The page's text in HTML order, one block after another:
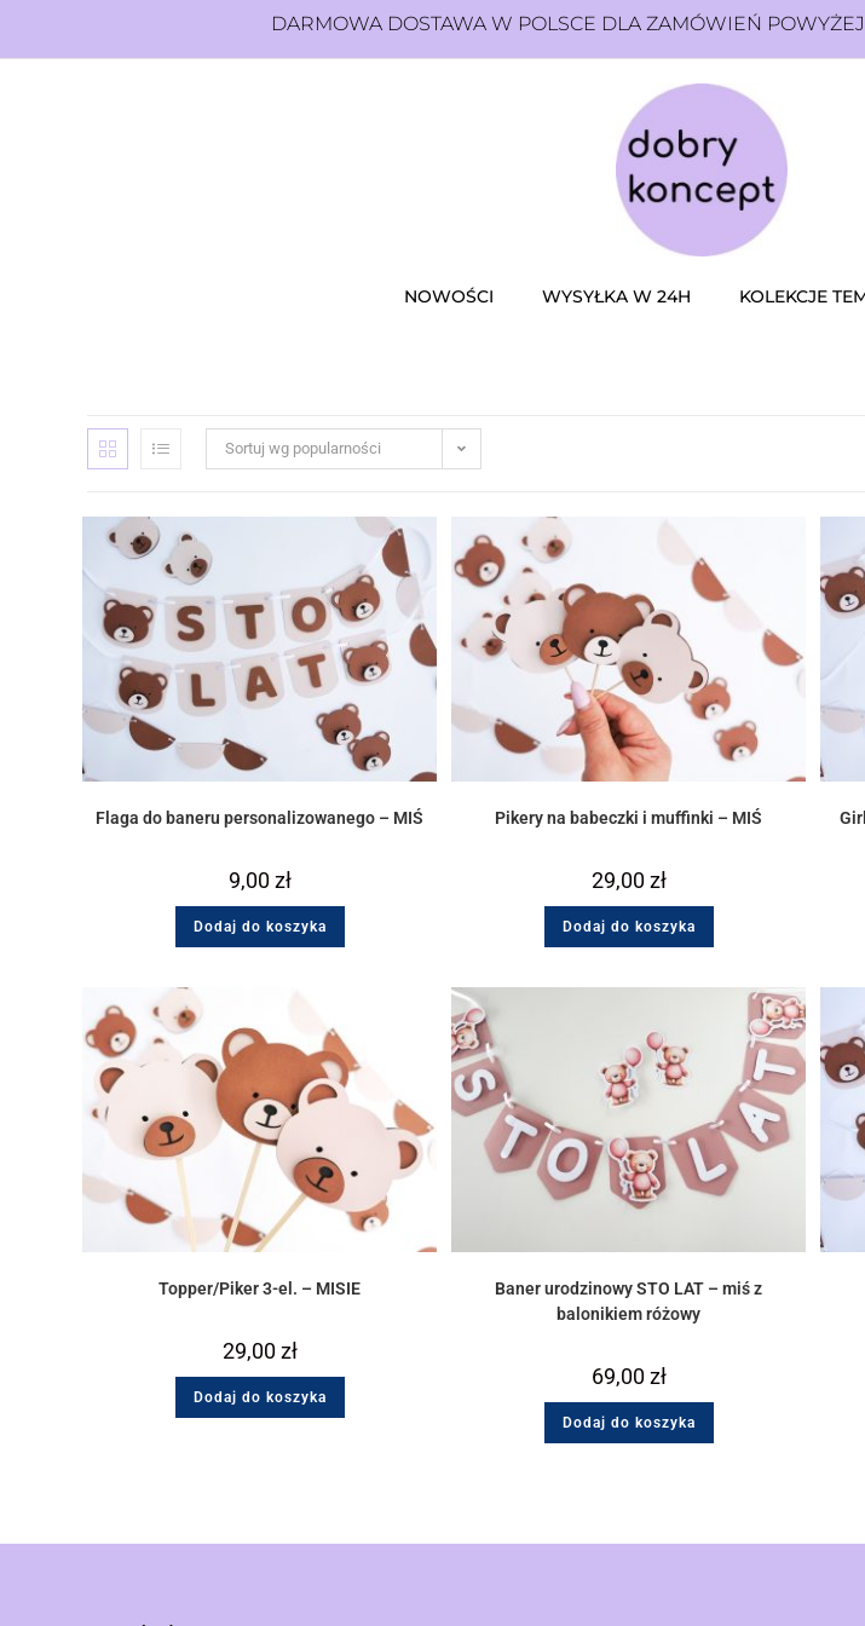
DARMOWA DOSTAWA W POLSCE DLA ZAMÓWIEŃ
NOWOŚCI WYSYŁKA W 24H KOLEKCJE
Sortuj wg popularności
Flaga do baneru personalizowanego – MIŚ
9,00zł
Dodaj do koszyka
Pikery na babeczki i muffinki – MIŚ
29,00zł
Dodaj do koszyka
Topper/Piker 3-el. – MISIE
29,00zł
Dodaj do koszyka
Baner urodzinowy STO LAT – miś z
balonikiem różowy
69,00zł
Dodaj do koszyka